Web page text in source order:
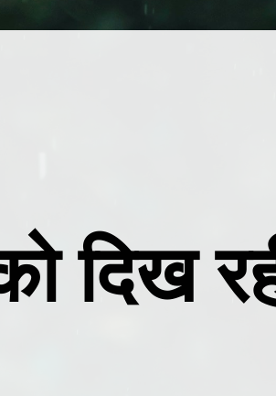
दिख